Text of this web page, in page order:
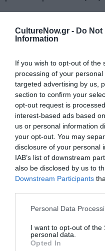
CultureNow.gr - Do Not
Information
If you wish to opt-out of the
processing of your
targeted advertising by us,
section to confirm your
opt-out request is
interest-based ads based
us or personal information
your opt-out. You may
disclosure of your personal
IAB’s list of downstream
also be disclosed by us to
Downstream Participants
Personal Data
I want to opt-out of the
personal data.
Opted In
Πολιτισμό στο
Newsletter
Κάθε βδομάδα στο e-
την Τέχνη και τον